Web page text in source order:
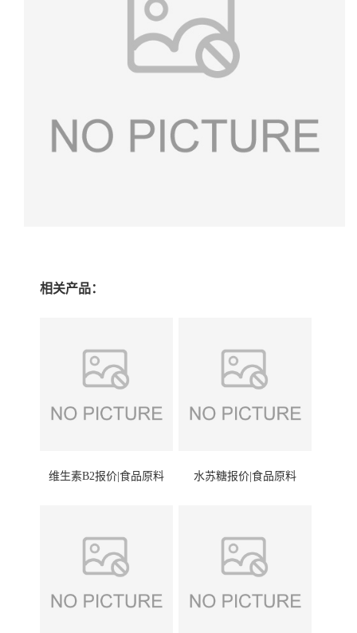
相关产品：
维生素B2报价|食品原料 水苏糖报价|食品原料